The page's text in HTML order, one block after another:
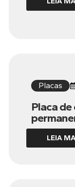
Placas
Placa
LEIA